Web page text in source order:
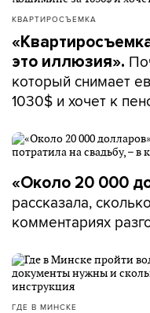
КВАРТИРОСЪЕМКА
это иллюзия».
который снимает
1030$ и хочет к
«Около 20 000
рассказала,
комментариях
ГДЕ В МИНСКЕ